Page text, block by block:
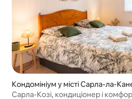
Кондомініум у місті Сарла-ла-
Сарла-Козі, кондиціонер і